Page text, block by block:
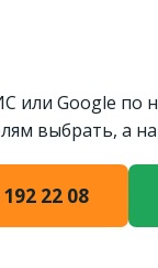
или Google по
выбрать, а
22 08